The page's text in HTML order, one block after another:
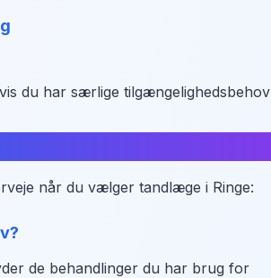
du har særlige tilgængelighedsbehov
når du vælger tandlæge i Ringe:
de behandlinger du har brug for